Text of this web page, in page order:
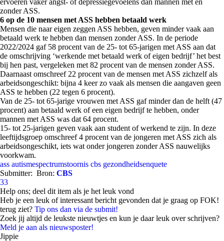
ervoeren vaker angst- of depressiegevoelens dan mannen met en
zonder ASS.
6 op de 10 mensen met ASS hebben betaald werk
Mensen die naar eigen zeggen ASS hebben, geven minder vaak aan
betaald werk te hebben dan mensen zonder ASS. In de periode
2022/2024 gaf 58 procent van de 25- tot 65-jarigen met ASS aan dat
de omschrijving ‘werkende met betaald werk of eigen bedrijf’ het best
bij hen past, vergeleken met 82 procent van de mensen zonder ASS.
Daarnaast omschreef 22 procent van de mensen met ASS zichzelf als
arbeidsongeschikt: bijna 4 keer zo vaak als mensen die aangaven geen
ASS te hebben (22 tegen 6 procent).
Van de 25- tot 65-jarige vrouwen met ASS gaf minder dan de helft (47
procent) aan betaald werk of een eigen bedrijf te hebben, onder
mannen met ASS was dat 64 procent.
15- tot 25-jarigen geven vaak aan student of werkend te zijn. In deze
leeftijdsgroep omschreef 4 procent van de jongeren met ASS zich als
arbeidsongeschikt, iets wat onder jongeren zonder ASS nauwelijks
voorkwam.
ass autismespectrumstoornis cbs gezondheidsenquete
Submitter: Bron: CBS
33
Help ons; deel dit item als je het leuk vond
Heb je een leuk of interessant bericht gevonden dat je graag op FOK!
terug ziet? Tip ons dan via de submit!
Zoek jij altijd de leukste nieuwtjes en kun je daar leuk over schrijven?
Meld je aan als nieuwsposter!
Jippie